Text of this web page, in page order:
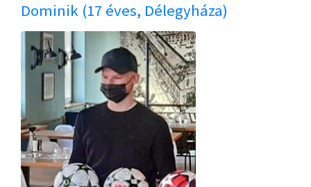
Dominik (17 éves, Délegyháza)